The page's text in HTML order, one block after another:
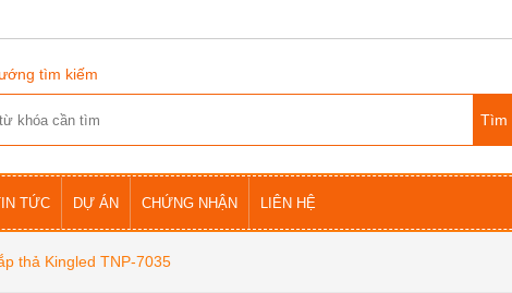
tìm kiếm
TỨC DỰ ÁN CHỨNG NHẬN LIÊN HỆ
thả Kingled TNP-7035